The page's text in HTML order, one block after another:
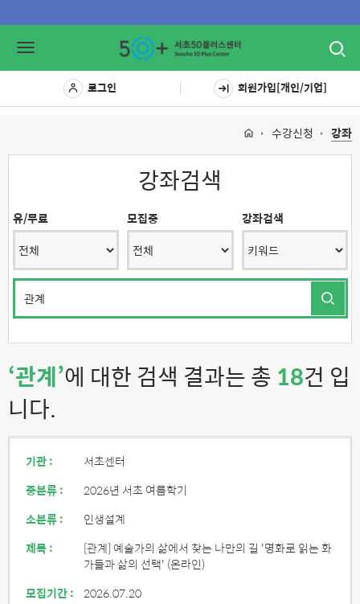
Toggle
로그인 회원가입[개인/기업]
수강신청 강좌
강좌검색
유/무료 모집중 강좌검색
‘관계’에 대한 검색 결과는 총 18건 입
니다.
기관 :
서초센터
중분류 :
2026년 서초 여름학기
소분류 :
인생설계
제목 :
[관계] 예술가의 삶에서 찾는 나만의 길 '명화로 읽는 화
가들과 삶의 선택' (온라인)
모집기간 : 2026.07.20